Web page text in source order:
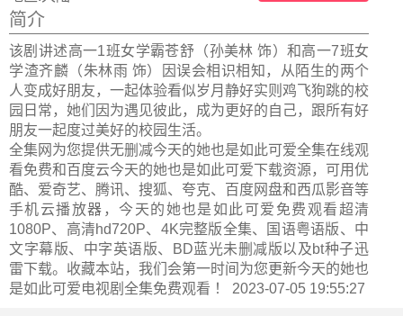
简介
该剧讲述高一1班女学霸苍舒（孙美林 饰）和高一7班女
学渣齐麟（朱林雨 饰）因误会相识相知，从陌生的两个
人变成好朋友，一起体验看似岁月静好实则鸡飞狗跳的校
园日常，她们因为遇见彼此，成为更好的自己，跟所有好
朋友一起度过美好的校园生活。
全集网为您提供无删减今天的她也是如此可爱全集在线观
看免费和百度云今天的她也是如此可爱下载资源，可用优
酷、爱奇艺、腾讯、搜狐、夸克、百度网盘和西瓜影音等
手机云播放器，今天的她也是如此可爱免费观看超清
1080P、高清hd720P、4K完整版全集、国语粤语版、中
文字幕版、中字英语版、BD蓝光未删减版以及bt种子迅
雷下载。收藏本站，我们会第一时间为您更新今天的她也
是如此可爱电视剧全集免费观看 ！ 2023-07-05 19:55:27